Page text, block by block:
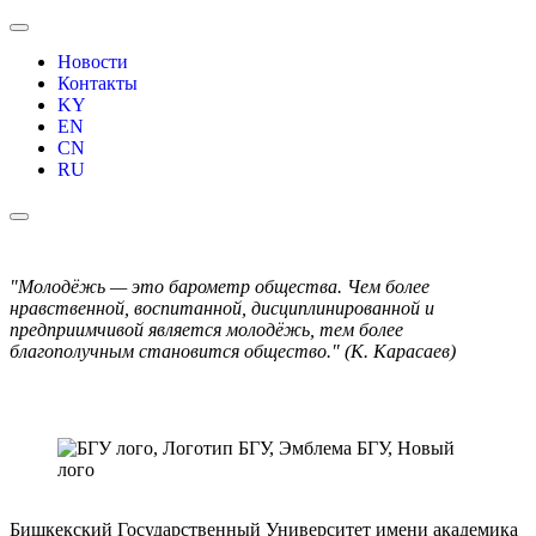
Новости
Контакты
KY
EN
CN
RU
"Молодёжь — это барометр общества. Чем более
нравственной, воспитанной, дисциплинированной и
предприимчивой является молодёжь, тем более
благополучным становится общество." (К. Карасаев)
Бишкекский Государственный Университет имени академика